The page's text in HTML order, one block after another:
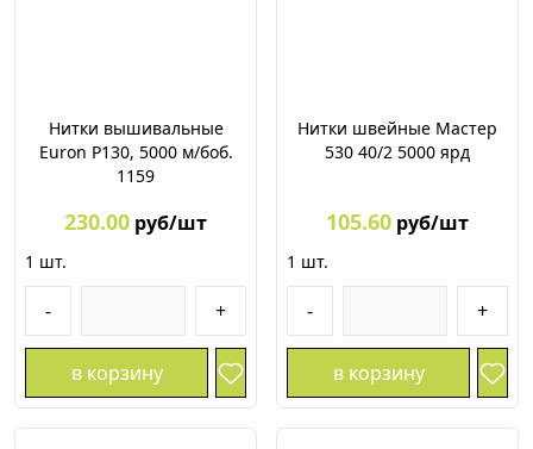
Нитки вышивальные
Euron P130, 5000 м/боб.
1159
230.00 руб/шт
1 шт.
- +
в корзину
Нитки швейные Мастер
530 40/2 5000 ярд
105.60 руб/шт
1 шт.
- +
в корзину